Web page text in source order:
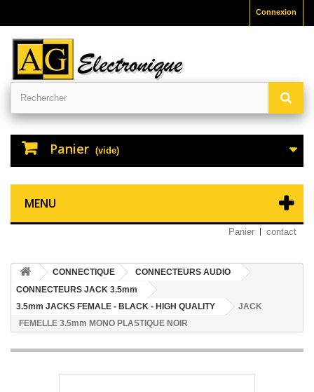
Connexion
Panier (vide)
MENU
Panier contact
CONNECTIQUE
CONNECTEURS AUDIO
CONNECTEURS JACK 3.5mm
3.5mm JACKS FEMALE - BLACK - HIGH QUALITY
JACK
FEMELLE 3.5mm MONO PLASTIQUE NOIR